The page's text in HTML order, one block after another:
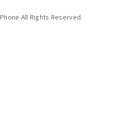
All Rights Reserved.